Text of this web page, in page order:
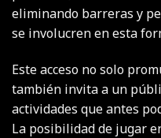
eliminando barreras y
se involucren en esta
Este acceso no solo
también invita a un
actividades que antes
La posibilidad de jugar